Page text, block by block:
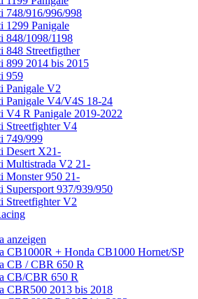
748/916/996/998
1299 Panigale
848/1098/1198
848 Streetfigther
899 2014 bis 2015
959
Panigale V2
Panigale V4/V4S 18-24
V4 R Panigale 2019-2022
Streetfighter V4
749/999
Desert X21-
Multistrada V2 21-
Monster 950 21-
Supersport 937/939/950
Streetfighter V2
anzeigen
CB1000R + Honda CB1000 Hornet/SP
CB / CBR 650 R
CB/CBR 650 R
CBR500 2013 bis 2018